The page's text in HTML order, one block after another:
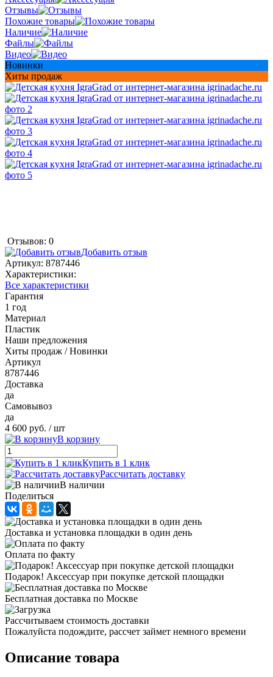
Отзывы
Похожие товары
Наличие
Файлы
Видео
Новинки
Хиты продаж
Отзывов: 0
Добавить отзыв
Артикул: 8787446
Характеристики:
Все характеристики
Гарантия
1 год
Материал
Пластик
Наши предложения
Хиты продаж / Новинки
Артикул
8787446
Доставка
да
Самовывоз
да
4 600 руб. / шт
В корзину
Купить в 1 клик
Рассчитать доставку
В наличии
Поделиться
Доставка и установка площадки в один день
Оплата по факту
Подарок! Аксессуар при покупке детской площадки
Бесплатная доставка по Москве
Рассчитываем стоимость доставки
Пожалуйста подождите, рассчет займет немного времени
Описание товара